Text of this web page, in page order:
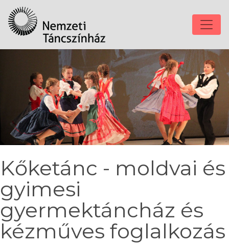
Kőketánc - moldvai és
gyimesi
gyermektáncház és
kézműves foglalkozás